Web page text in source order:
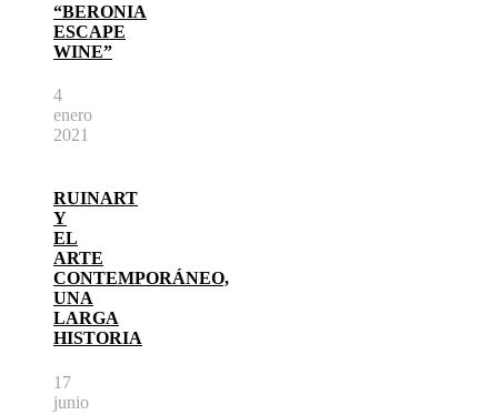
“BERONIA
ESCAPE
WINE”
4
enero
2021
RUINART
Y
EL
ARTE
CONTEMPORÁNEO,
UNA
LARGA
HISTORIA
17
junio